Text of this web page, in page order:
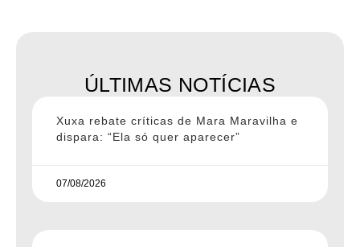
ÚLTIMAS NOTÍCIAS
Xuxa rebate críticas de Mara Maravilha e
dispara: “Ela só quer aparecer”
07/08/2026